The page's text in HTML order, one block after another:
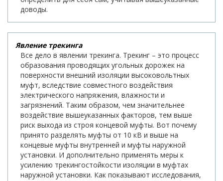
доводы.
Явление трекинга
Все дело в явлении трекинга. Трекинг – это процесс
образования проводящих угольных дорожек на
поверхности внешний изоляции высоковольтных
муфт, вследствие совместного воздействия
электрического напряжения, влажности и
загрязнений. Таким образом, чем значительнее
воздействие вышеуказанных факторов, тем выше
риск выхода из строя концевой муфты. Вот почему
принято разделять муфты от 10 кВ и выше на
концевые муфты внутренней и муфты наружной
установки. И дополнительно применять меры к
усилению трекингостойкости изоляции в муфтах
наружной установки. Как показывают исследования,